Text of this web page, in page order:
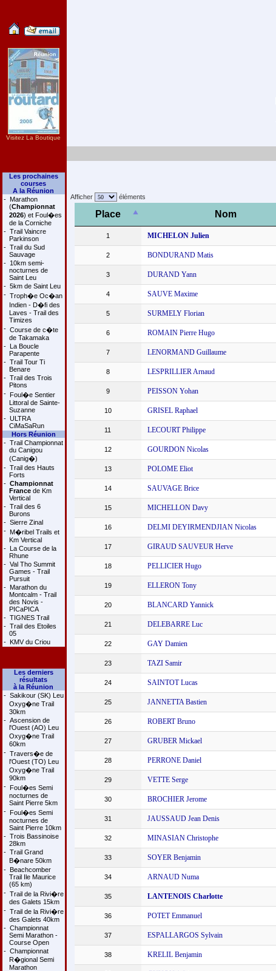
Visitez La Boutique
Les prochaines
courses
A la Réunion
- Marathon
(Championnat
2026) et Foul�es
de la Corniche
- Trail Vaincre
Parkinson
- Trail du Sud
Sauvage
- 10km semi-
nocturnes de
Saint Leu
- 5km de Saint Leu
- Troph�e Oc�an
Indien - D�fi des
Laves - Trail des
Timizes
- Course de c�te
de Takamaka
- La Boucle
Parapente
- Trail Tour Ti
Benare
- Trail des Trois
Pitons
- Foul�e Sentier
Littoral de Sainte-
Suzanne
- ULTRA
CiMaSaRun
Hors Réunion
- Trail Championnat
du Canigou
(Canig�)
- Trail des Hauts
Forts
- Championnat
Francede Km
Vertical
- Trail des 6
Burons
- Sierre Zinal
- M�ribel Trails et
Km Vertical
- La Course de la
Rhune
- Val Tho Summit
Games - Trail
Pursuit
- Marathon du
Montcalm - Trail
des Novis -
PICaPICA
- TIGNES Trail
- Trail des Etoiles
05
- KMV du Criou
Les derniers
résultats
à la Réunion
- Sakikour (SK) Leu
Oxyg�ne Trail
30km
- Ascension de
l'Ouest (AO) Leu
Oxyg�ne Trail
60km
- Travers�e de
l'Ouest (TO) Leu
Oxyg�ne Trail
90km
- Foul�es Semi
nocturnes de
Saint Pierre 5km
- Foul�es Semi
nocturnes de
Saint Pierre 10km
- Trois Bassinoise
28km
- Trail Grand
B�nare 50km
- Beachcomber
Trail Ile Maurice
(65 km)
- Trail de la Rivi�re
des Galets 15km
- Trail de la Rivi�re
des Galets 40km
- Championnat
Semi Marathon -
Course Open
- Championnat
R�gional Semi
Marathon
Afficher éléments
Place Nom
1 MICHELON Julien
2 BONDURAND Matis
3 DURAND Yann
4 SAUVE Maxime
5 SURMELY Florian
6 ROMAIN Pierre Hugo
7 LENORMAND Guillaume
8 LESPRILLIER Arnaud
9 PEISSON Yohan
10 GRISEL Raphael
11 LECOURT Philippe
12 GOURDON Nicolas
13 POLOME Eliot
14 SAUVAGE Brice
15 MICHELLON Davy
16 DELMI DEYIRMENDJIAN Nicolas
17 GIRAUD SAUVEUR Herve
18 PELLICIER Hugo
19 ELLERON Tony
20 BLANCARD Yannick
21 DELEBARRE Luc
22 GAY Damien
23 TAZI Samir
24 SAINTOT Lucas
25 JANNETTA Bastien
26 ROBERT Bruno
27 GRUBER Mickael
28 PERRONE Daniel
29 VETTE Serge
30 BROCHIER Jerome
31 JAUSSAUD Jean Denis
32 MINASIAN Christophe
33 SOYER Benjamin
34 ARNAUD Numa
35 LANTENOIS Charlotte
36 POTET Emmanuel
37 ESPALLARGOS Sylvain
38 KRELIL Benjamin